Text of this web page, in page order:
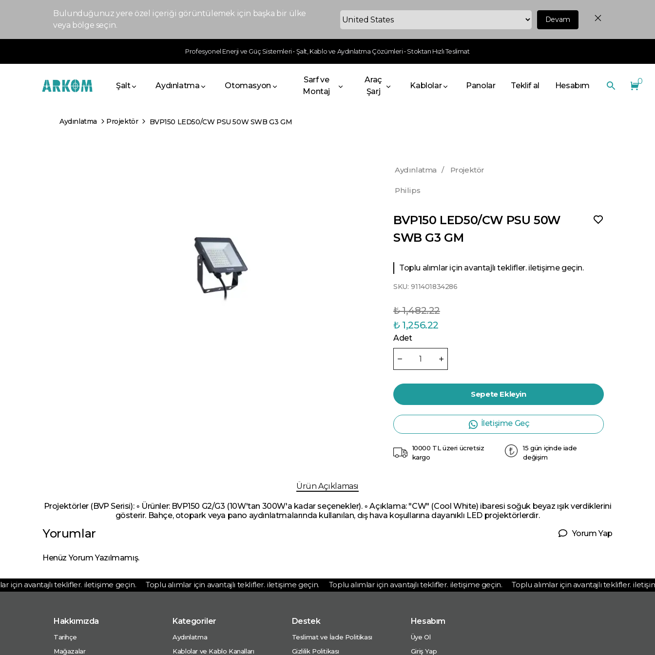
Bulunduğunuz yere özel içeriği görüntülemek için başka bir ülke
veya bölge seçin.
Devam
Profesyonel Enerji ve Güç Sistemleri • Şalt, Kablo ve Aydınlatma Çözümleri • Stoktan Hızlı Teslimat
Şalt Aydınlatma Otomasyon
Sarf ve
Montaj
Araç
Şarj
Kablolar Panolar Teklif al Hesabım 0
Aydınlatma Projektör BVP150 LED50/CW PSU 50W SWB G3 GM
Aydınlatma / Projektör
Philips
BVP150 LED50/CW PSU 50W
SWB G3 GM
Toplu alımlar için avantajlı teklifler. iletişime geçin.
SKU: 911401834286
₺ 1,482.22
₺ 1,256.22
Adet
Sepete Ekleyin
İletişime Geç
10000 TL üzeri ücretsiz
kargo
15 gün içinde iade
değişim
Ürün Açıklaması
Projektörler (BVP Serisi): ◦ Ürünler: BVP150 G2/G3 (10W'tan 300W'a kadar seçenekler). ◦ Açıklama: "CW" (Cool White) ibaresi soğuk beyaz ışık verdiklerini
gösterir. Bahçe, otopark veya pano aydınlatmalarında kullanılan, dış hava koşullarına dayanıklı LED projektörlerdir.
Yorumlar Yorum Yap
Henüz Yorum Yazılmamış.
avantajlı teklifler. iletişime geçin. Toplu alımlar için avantajlı teklifler. iletişime geçin. Toplu alımlar için avantajlı teklifler. iletişime geçin. Toplu alımlar için avantajlı teklifler.
Hakkımızda
Tarihçe
Mağazalar
Kategoriler
Aydınlatma
Kablolar ve Kablo Kanalları
Destek
Teslimat ve İade Politikası
Gizlilik Politikası
Hesabım
Üye Ol
Giriş Yap